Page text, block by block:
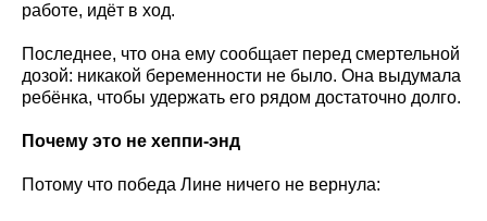
работе, идёт в ход.
Последнее, что она ему сообщает перед смертельной
дозой: никакой беременности не было. Она выдумала
ребёнка, чтобы удержать его рядом достаточно долго.
Почему это не хеппи-энд
Потому что победа Лине ничего не вернула: